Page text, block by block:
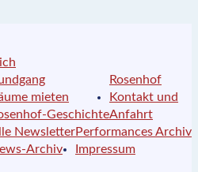
Rosenhof
mieten
Geschichte
Kontakt und
Anfahrt
Performances Archiv
Newsletter
Archiv
Impressum